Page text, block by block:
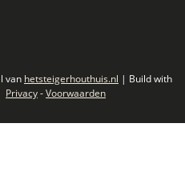
van hetsteigerhouthuis.nl | Build with
Privacy-Voorwaarden